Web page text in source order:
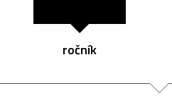
ročník